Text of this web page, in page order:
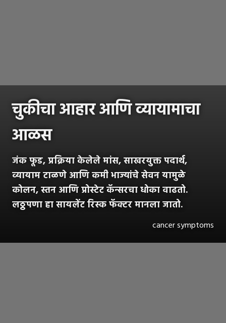
चुकीचा आहार आणि व्यायामाचा
आळस
जंक फूड, प्रक्रिया केलेले मांस, साखरयुक्त पदार्थ,
व्यायाम टाळणे आणि कमी भाज्यांचे सेवन यामुळे
कोलन, स्तन आणि प्रोस्टेट कॅन्सरचा धोका वाढतो.
लठ्ठपणा हा सायलेंट रिस्क फॅक्टर मानला जातो.
cancer symptoms